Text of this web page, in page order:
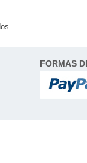
FORMAS